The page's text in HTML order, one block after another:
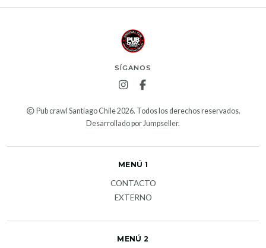
SÍGANOS
Pub crawl Santiago Chile 2026. Todos los derechos reservados.
Desarrollado por Jumpseller.
MENÚ 1
CONTACTO
EXTERNO
MENÚ 2